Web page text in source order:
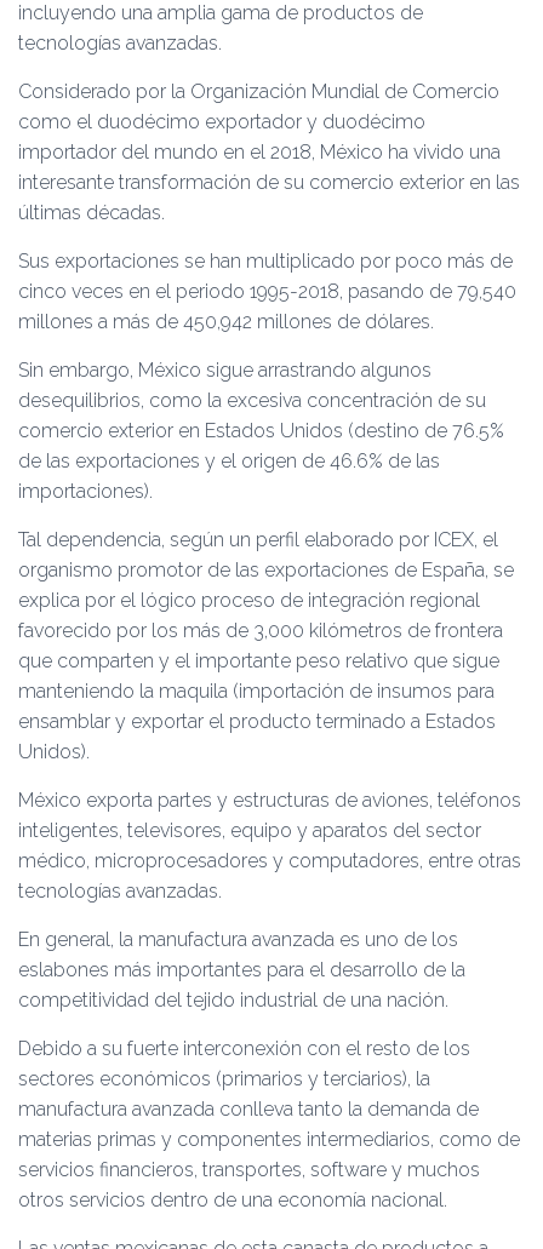
incluyendo una amplia gama de productos de
tecnologías avanzadas.
Considerado por la Organización Mundial de Comercio
como el duodécimo exportador y duodécimo
importador del mundo en el 2018, México ha vivido una
interesante transformación de su comercio exterior en las
últimas décadas.
Sus exportaciones se han multiplicado por poco más de
cinco veces en el periodo 1995-2018, pasando de 79,540
millones a más de 450,942 millones de dólares.
Sin embargo, México sigue arrastrando algunos
desequilibrios, como la excesiva concentración de su
comercio exterior en Estados Unidos (destino de 76.5%
de las exportaciones y el origen de 46.6% de las
importaciones).
Tal dependencia, según un perfil elaborado por ICEX, el
organismo promotor de las exportaciones de España, se
explica por el lógico proceso de integración regional
favorecido por los más de 3,000 kilómetros de frontera
que comparten y el importante peso relativo que sigue
manteniendo la maquila (importación de insumos para
ensamblar y exportar el producto terminado a Estados
Unidos).
México exporta partes y estructuras de aviones, teléfonos
inteligentes, televisores, equipo y aparatos del sector
médico, microprocesadores y computadores, entre otras
tecnologías avanzadas.
En general, la manufactura avanzada es uno de los
eslabones más importantes para el desarrollo de la
competitividad del tejido industrial de una nación.
Debido a su fuerte interconexión con el resto de los
sectores económicos (primarios y terciarios), la
manufactura avanzada conlleva tanto la demanda de
materias primas y componentes intermediarios, como de
servicios financieros, transportes, software y muchos
otros servicios dentro de una economía nacional.